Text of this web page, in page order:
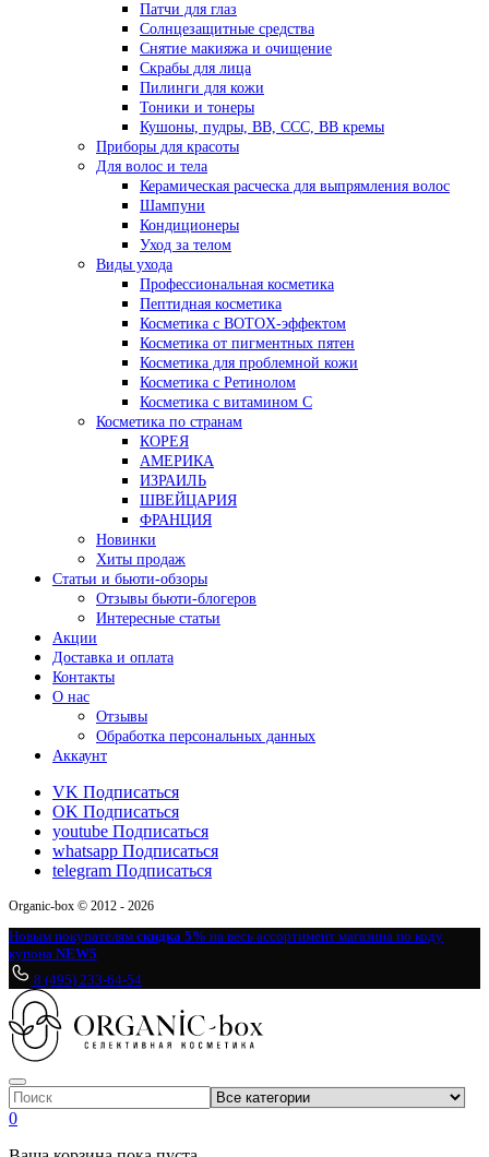
Патчи для глаз
Солнцезащитные средства
Снятие макияжа и очищение
Скрабы для лица
Пилинги для кожи
Тоники и тонеры
Кушоны, пудры, ВВ, ССС, ВВ кремы
Приборы для красоты
Для волос и тела
Керамическая расческа для выпрямления волос
Шампуни
Кондиционеры
Уход за телом
Виды ухода
Профессиональная косметика
Пептидная косметика
Косметика с BOTOX-эффектом
Косметика от пигментных пятен
Косметика для проблемной кожи
Косметика с Ретинолом
Косметика с витамином С
Косметика по странам
КОРЕЯ
АМЕРИКА
ИЗРАИЛЬ
ШВЕЙЦАРИЯ
ФРАНЦИЯ
Новинки
Хиты продаж
Статьи и бьюти-обзоры
Отзывы бьюти-блогеров
Интересные статьи
Акции
Доставка и оплата
Контакты
О нас
Отзывы
Обработка персональных данных
Аккаунт
VK Подписаться
OK Подписаться
youtube Подписаться
whatsapp Подписаться
telegram Подписаться
Organic-box © 2012 - 2026
Новым покупателям скидка 5% на весь ассортимент магазина по коду
купона NEW5
8 (495) 233-64-54
0